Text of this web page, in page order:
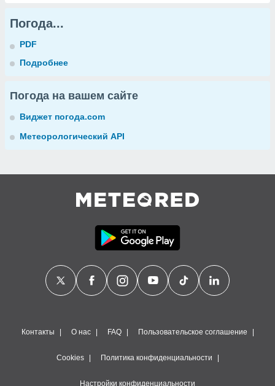
Погода...
PDF
Подробнее
Погода на вашем сайте
Виджет погода.com
Метеорологический API
Контакты О нас FAQ Пользовательское соглашение
Cookies Политика конфиденциальности
Настройки конфиденциальности